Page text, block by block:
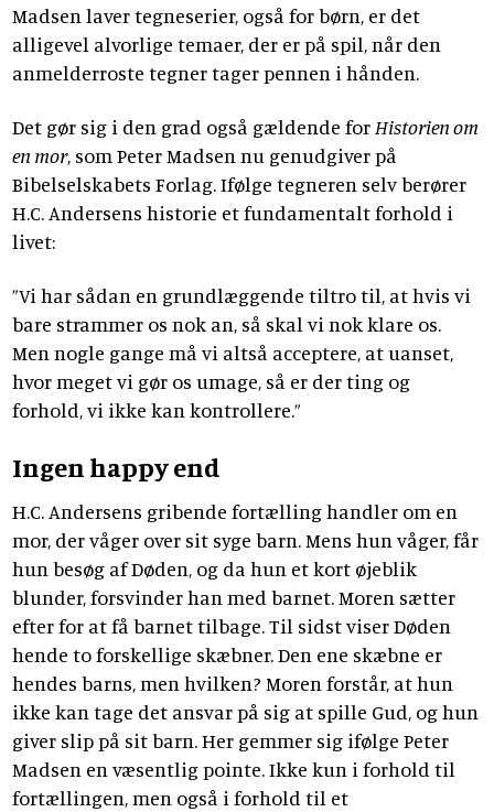
Madsen laver tegneserier, også for børn, er det
alligevel alvorlige temaer, der er på spil, når den
anmelderroste tegner tager pennen i hånden.
Det gør sig i den grad også gældende for Historien om
en mor, som Peter Madsen nu genudgiver på
Bibelselskabets Forlag. Ifølge tegneren selv berører
H.C. Andersens historie et fundamentalt forhold i
livet:
”Vi har sådan en grundlæggende tiltro til, at hvis vi
bare strammer os nok an, så skal vi nok klare os.
Men nogle gange må vi altså acceptere, at uanset,
hvor meget vi gør os umage, så er der ting og
forhold, vi ikke kan kontrollere.”
Ingen happy end
H.C. Andersens gribende fortælling handler om en
mor, der våger over sit syge barn. Mens hun våger, får
hun besøg af Døden, og da hun et kort øjeblik
blunder, forsvinder han med barnet. Moren sætter
efter for at få barnet tilbage. Til sidst viser Døden
hende to forskellige skæbner. Den ene skæbne er
hendes barns, men hvilken? Moren forstår, at hun
ikke kan tage det ansvar på sig at spille Gud, og hun
giver slip på sit barn. Her gemmer sig ifølge Peter
Madsen en væsentlig pointe. Ikke kun i forhold til
fortællingen, men også i forhold til et